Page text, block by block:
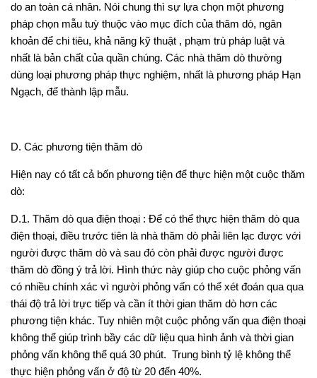
do an toàn cá nhân. Nói chung thì sự lựa chọn một phương
pháp chọn mẫu tuỳ thuộc vào mục đích của thăm dò, ngân
khoản để chi tiêu, khả năng kỹ thuật , phạm trù pháp luật và
nhất là bản chất của quần chúng. Các nhà thăm dò thường
dùng loại phương pháp thực nghiệm, nhất là phương pháp Hạn
Ngạch, để thành lập mẫu.
D. Các phương tiện thăm dò
Hiện nay có tất cả bốn phương tiện để thực hiện một cuộc thăm
dò:
D.1. Thăm dò qua điện thoại : Để có thể thực hiện thăm dò qua
điện thoại, điều trước tiên là nhà thăm dò phải liên lạc được với
người được thăm dò và sau đó còn phải được người được
thăm dò đồng ý trả lời. Hình thức này giúp cho cuộc phỏng vấn
có nhiều chính xác vì người phỏng vấn có thể xét đoán qua qua
thái độ trả lời trực tiếp và cần ít thời gian thăm dò hơn các
phương tiện khác. Tuy nhiên một cuộc phỏng vấn qua điện thoại
không thể giúp trình bầy các dữ liệu qua hình ảnh và thời gian
phỏng vấn không thể quá 30 phút. Trung bình tỷ lệ không thể
thực hiện phỏng vấn ở độ từ 20 đến 40%.